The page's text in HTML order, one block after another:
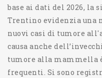
base ai dati del 2026, la
Trentino evidenzia una
nuovi casi di tumore
causa anche
tumore alla mammella
frequenti. Si sono